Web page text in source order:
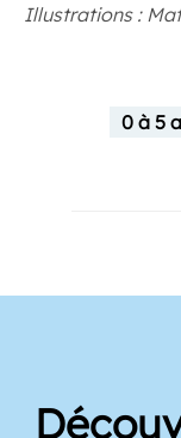
Illustrations :
0 à 5